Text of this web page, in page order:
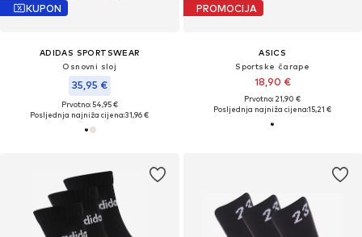
KUPON
ADIDAS SPORTSWEAR
Osnovni sloj
35,95 €
Prvotno: 54,95 €
Posljednja najniža cijena:31,96 €
PROMOCIJA
ASICS
Sportske čarape
18,90 €
Prvotno: 21,90 €
Posljednja najniža cijena:15,21 €